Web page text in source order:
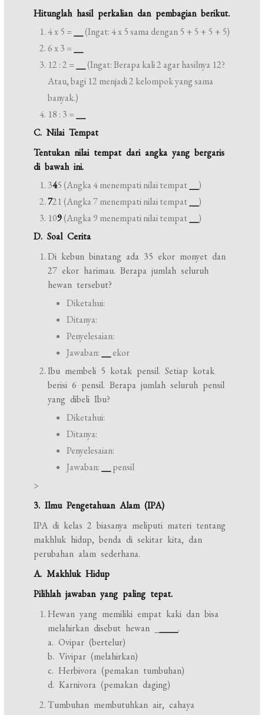
Hitunglah hasil perkalian dan pembagian berikut.
4 x 5 =
(Ingat: 4 x 5 sama dengan 5 + 5 + 5 + 5)
6 x 3 =
12 : 2 =
(Ingat: Berapa kali 2 agar hasilnya 12?
Atau, bagi 12 menjadi 2 kelompok yang sama
banyak.)
18 : 3 =
C. Nilai Tempat
Tentukan nilai tempat dari angka yang bergaris
di bawah ini.
345 (Angka 4 menempati nilai tempat __)
721 (Angka 7 menempati nilai tempat __)
109(Angka 9 menempati nilai tempat __)
D. Soal Cerita
Di kebun binatang ada 35 ekor monyet dan
27 ekor harimau. Berapa jumlah seluruh
hewan tersebut?
Diketahui:
Ditanya:
Penyelesaian:
Jawaban:
ekor
Ibu membeli 5 kotak pensil. Setiap kotak
berisi 6 pensil. Berapa jumlah seluruh pensil
yang dibeli Ibu?
Diketahui:
Ditanya:
Penyelesaian:
Jawaban:
pensil
>
3. Ilmu Pengetahuan Alam (IPA)
IPA di kelas 2 biasanya meliputi materi tentang
makhluk hidup, benda di sekitar kita, dan
perubahan alam sederhana.
A. Makhluk Hidup
Pilihlah jawaban yang paling tepat.
Hewan yang memiliki empat kaki dan bisa
melahirkan disebut hewan _
.
a. Ovipar (bertelur)
b. Vivipar (melahirkan)
c. Herbivora (pemakan tumbuhan)
d. Karnivora (pemakan daging)
Tumbuhan membutuhkan air, cahaya